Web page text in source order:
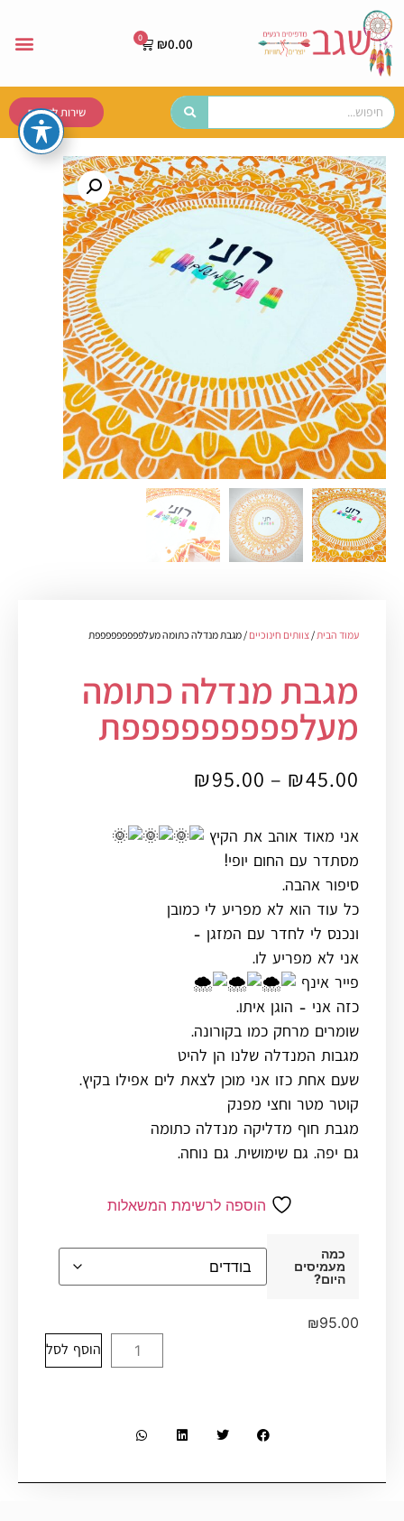
₪0.00
שירות לקוחות
עמוד הבית / צוותים חינוכיים / מגבת מנדלה כתומה מעלפפפפפפפפפת
מגבת מנדלה כתומה
מעלפפפפפפפפפת
₪45.00
–
₪95.00
אני מאוד אוהב את הקיץ
מסתדר עם החום יופי!
סיפור אהבה.
כל עוד הוא לא מפריע לי כמובן
ונכנס לי לחדר עם המזגן –
אני לא מפריע לו.
פייר אינף
כזה אני – הוגן איתו.
שומרים מרחק כמו בקורונה.
מגבות המנדלה שלנו הן להיט
שעם אחת כזו אני מוכן לצאת לים אפילו בקיץ.
קוטר מטר וחצי מפנק
מגבת חוף מדליקה מנדלה כתומה
גם יפה. גם שימושית. גם נוחה.
הוספה לרשימת המשאלות
כמה
מעמיסים
היום?
₪95.00
הוסף לסל